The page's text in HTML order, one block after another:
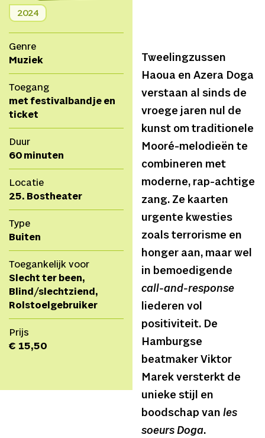
2024
Genre
Muziek
Toegang
met festivalbandje en
ticket
Duur
60 minuten
Locatie
25. Bostheater
Type
Buiten
Toegankelijk voor
Slecht ter been,
Blind/slechtziend,
Rolstoelgebruiker
Prijs
€ 15,50
Tweelingzussen
Haoua en Azera Doga
verstaan al sinds de
vroege jaren nul de
kunst om traditionele
Mooré-melodieën te
combineren met
moderne, rap-achtige
zang. Ze kaarten
urgente kwesties
zoals terrorisme en
honger aan, maar wel
in bemoedigende
call-and-response
liederen vol
positiviteit. De
Hamburgse
beatmaker Viktor
Marek versterkt de
unieke stijl en
boodschap van les
soeurs Doga.